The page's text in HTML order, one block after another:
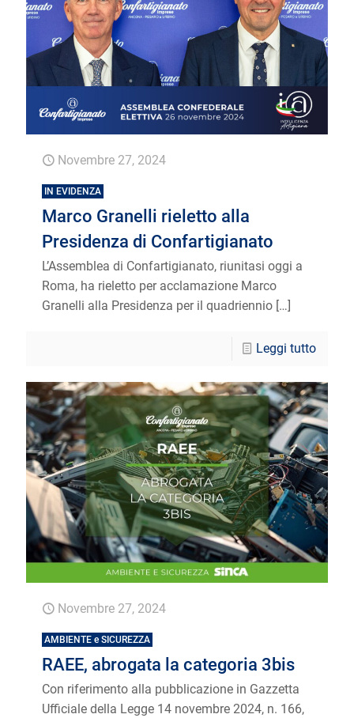
Novembre 27, 2024
IN EVIDENZA
Marco Granelli rieletto alla
Presidenza di Confartigianato
L’Assemblea di Confartigianato, riunitasi oggi a
Roma, ha rieletto per acclamazione Marco
Granelli alla Presidenza per il quadriennio […]
Leggi tutto
Novembre 27, 2024
AMBIENTE e SICUREZZA
RAEE, abrogata la categoria 3bis
Con riferimento alla pubblicazione in Gazzetta
Ufficiale della Legge 14 novembre 2024, n. 166,